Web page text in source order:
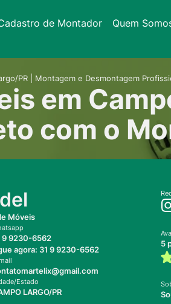
de Montador Quem
PR | Montagem e Desmontagem
em
com o
Móveis
9 9230-6562
agora: 31 9 9230-6562
Estado
LARGO/PR
5